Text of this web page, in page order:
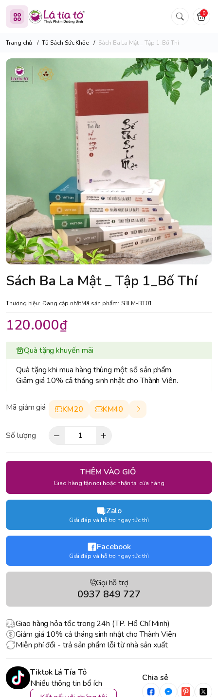
0
Trang chủ / Tủ Sách Sức Khỏe / Sách Ba La Mật _ Tập 1_Bố Thí
Sách Ba La Mật _ Tập 1_Bố Thí
Thương hiệu: Đang cập nhậtMã sản phẩm: SBLM-BT01
120.000₫
Quà tặng khuyến mãi
Quà tặng khi mua hàng thùng một số sản phẩm.
Giảm giá 10% cả tháng sinh nhật cho Thành Viên.
Mã giảm giá KM20 KM40
Số lượng
THÊM VÀO GIỎ
Giao hàng tận nơi hoặc nhận tại cửa hàng
Zalo
Giải đáp và hỗ trợ ngay tức thì
Facebook
Giải đáp và hỗ trợ ngay tức thì
Gọi hỗ trợ
0937 849 727
Giao hàng hỏa tốc trong 24h (TP. Hồ Chí Minh)
Giảm giá 10% cả tháng sinh nhật cho Thành Viên
Miễn phí đổi - trả sản phẩm lỗi từ nhà sản xuất
Tiktok Lá Tía Tô
Nhiều thông tin bổ ích
Chia sẻ